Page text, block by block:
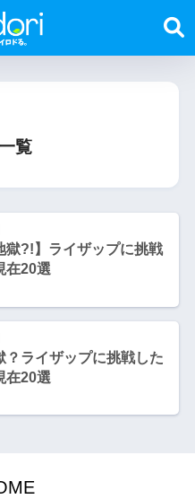
覧
獄?!】ライザップに挑戦
在20選
？ライザップに挑戦した
在20選